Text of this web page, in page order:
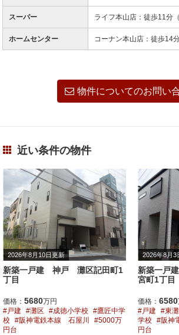
スーパー ライフ本山店：徒歩11分
ホームセンター コーナン本山店：徒歩14
物件についてのお問い
近い条件の物件
2026年8月3日更新
新築一戸建 神戸 東灘区住吉
宮町1丁目
価格： 6580万円
戸建
東灘区 住吉小学校
住吉中
学校
阪神電鉄本線 魚崎
6000万
円台
2026年8月9
新築一戸
丁目
価格： 6780
戸建
灘区
校
東海道